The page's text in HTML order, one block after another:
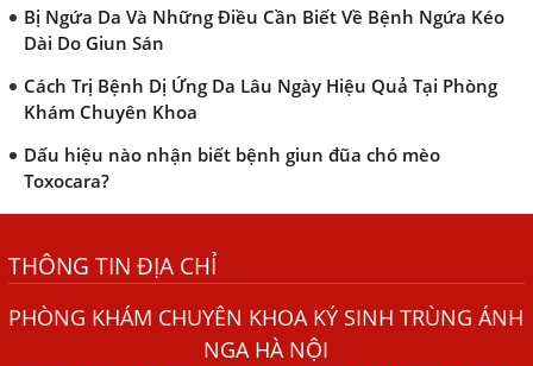
Bị Ngứa Da Và Những Điều Cần Biết Về Bệnh Ngứa Kéo
Dài Do Giun Sán
Cách Trị Bệnh Dị Ứng Da Lâu Ngày Hiệu Quả Tại Phòng
Khám Chuyên Khoa
Dấu hiệu nào nhận biết bệnh giun đũa chó mèo
Toxocara?
Những điều cần biết về bệnh giun đũa chó mèo
Bệnh Chàm Và Những Yếu Tố Liên Quan Đến Bệnh Giun
Sán
Dấu Hiệu Ngứa Da, Dị Ứng, Nổi Mề Đay Do Nhiễm Sán
THÔNG TIN ĐỊA CHỈ
PHÒNG KHÁM CHUYÊN KHOA KÝ SINH TRÙNG ÁNH
NGA HÀ NỘI